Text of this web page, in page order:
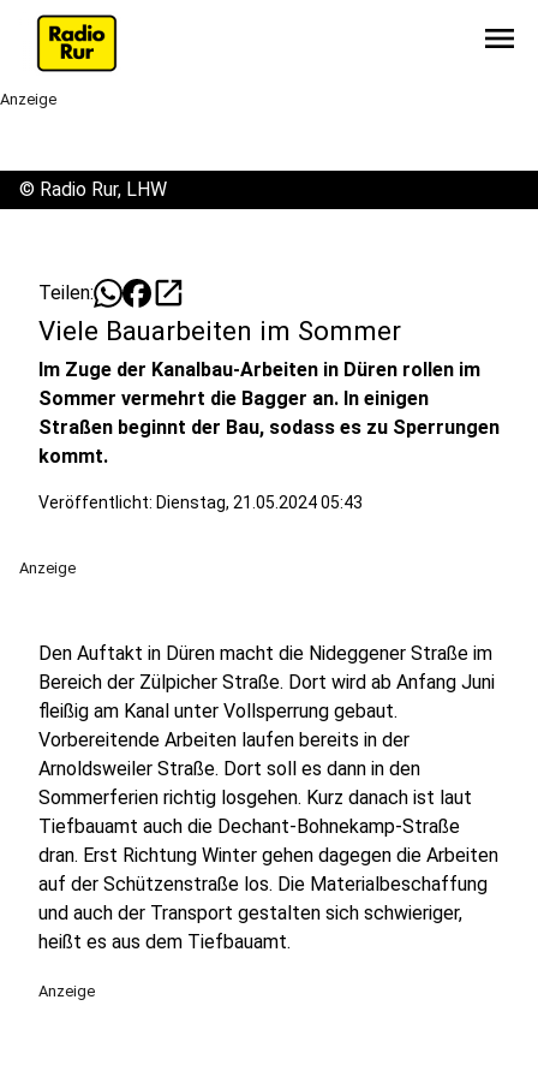
menu
Anzeige
© Radio Rur, LHW
Teilen: open_in_new
Viele Bauarbeiten im Sommer
Im Zuge der Kanalbau-Arbeiten in Düren rollen im
Sommer vermehrt die Bagger an. In einigen
Straßen beginnt der Bau, sodass es zu Sperrungen
kommt.
Veröffentlicht: Dienstag, 21.05.2024 05:43
Anzeige
Den Auftakt in Düren macht die Nideggener Straße im
Bereich der Zülpicher Straße. Dort wird ab Anfang Juni
fleißig am Kanal unter Vollsperrung gebaut.
Vorbereitende Arbeiten laufen bereits in der
Arnoldsweiler Straße. Dort soll es dann in den
Sommerferien richtig losgehen. Kurz danach ist laut
Tiefbauamt auch die Dechant-Bohnekamp-Straße
dran. Erst Richtung Winter gehen dagegen die Arbeiten
auf der Schützenstraße los. Die Materialbeschaffung
und auch der Transport gestalten sich schwieriger,
heißt es aus dem Tiefbauamt.
Anzeige